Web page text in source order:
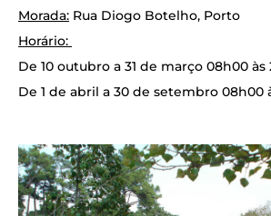
Morada: Rua Diogo Botelho, Porto
Horário:
De 10 outubro a 31 de março 08h00 às
De 1 de abril a 30 de setembro 08h00